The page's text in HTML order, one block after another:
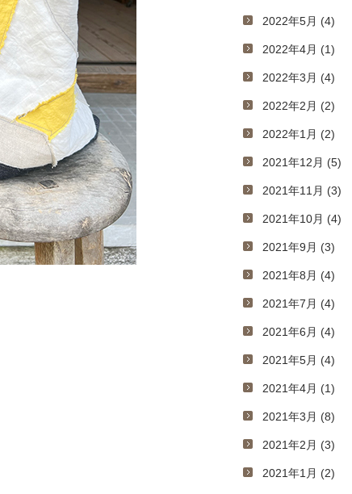
2022年5月 (4)
2022年4月 (1)
2022年3月 (4)
2022年2月 (2)
2022年1月 (2)
2021年12月 (5)
2021年11月 (3)
2021年10月 (4)
2021年9月 (3)
2021年8月 (4)
2021年7月 (4)
2021年6月 (4)
2021年5月 (4)
2021年4月 (1)
2021年3月 (8)
2021年2月 (3)
2021年1月 (2)